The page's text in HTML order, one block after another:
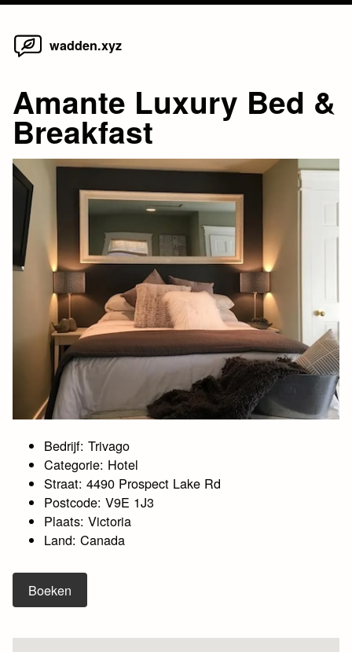
Skip
wadden.xyz
Amante Luxury Bed &
Breakfast
Bedrijf: Trivago
Categorie: Hotel
Straat: 4490 Prospect Lake Rd
Postcode: V9E 1J3
Plaats: Victoria
Land: Canada
Boeken